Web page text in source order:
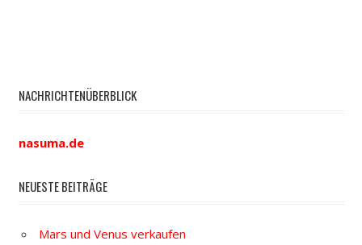
NACHRICHTENÜBERBLICK
nasuma.de
NEUESTE BEITRÄGE
Mars und Venus verkaufen